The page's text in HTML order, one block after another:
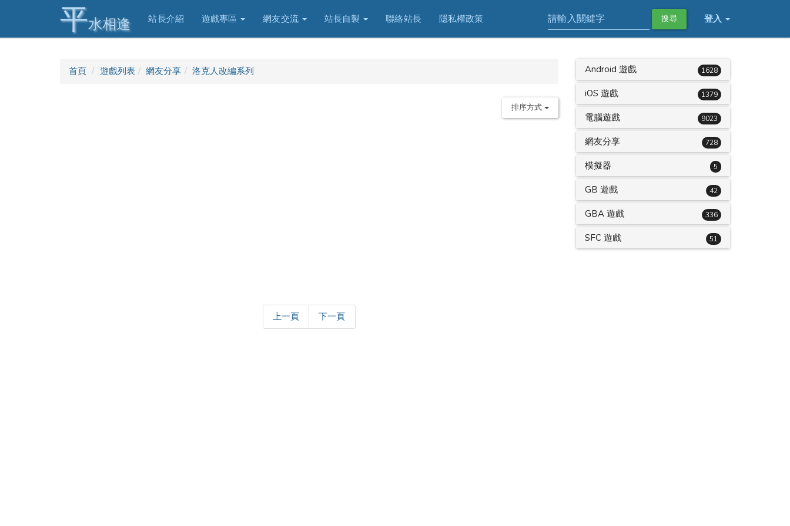
平水相逢 站長介紹 遊戲專區 網友交流 站長自製 聯絡站長 隱私權政策 登入
搜尋
首頁 遊戲列表 網友分享 洛克人改編系列
排序方式
上一頁 下一頁
Android 遊戲 1628
iOS 遊戲 1379
電腦遊戲 9023
網友分享 728
模擬器 5
GB 遊戲 42
GBA 遊戲 336
SFC 遊戲 51